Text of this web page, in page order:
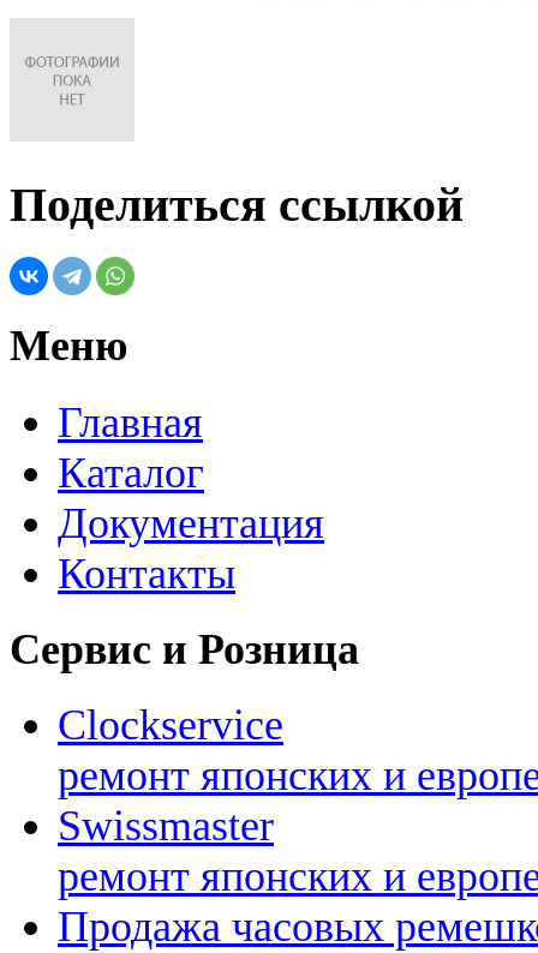
Поделиться ссылкой
Меню
Главная
Каталог
Документация
Контакты
Сервис и Розница
Clockservice
ремонт японских и
Swissmaster
ремонт японских и
Продажа часовых